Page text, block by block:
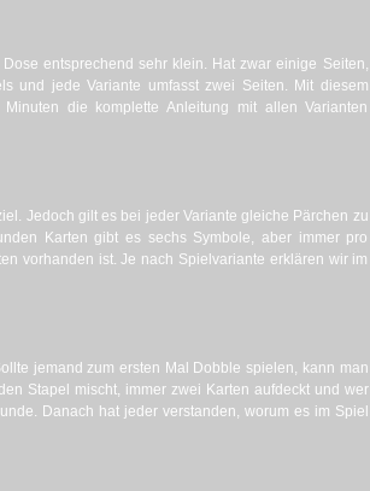
entsprechend sehr klein. Hat zwar einige Seiten,
und jede Variante umfasst zwei Seiten. Mit diesem
die komplette Anleitung mit allen Varianten
Jedoch gilt es bei jeder Variante gleiche Pärchen zu
Karten gibt es sechs Symbole, aber immer pro
vorhanden ist. Je nach Spielvariante erklären wir im
jemand zum ersten Mal Dobble spielen, kann man
Stapel mischt, immer zwei Karten aufdeckt und wer
Danach hat jeder verstanden, worum es im Spiel